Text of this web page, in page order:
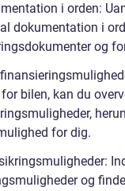
i orden:
dokumentation i
og
bilen, kan du
for dig.
og